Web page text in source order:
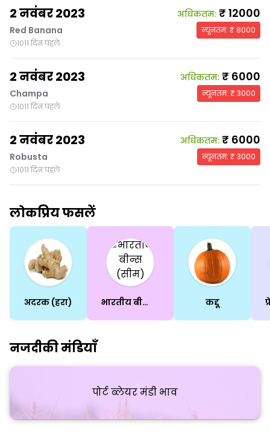
2 नवंबर 2023
Red Banana
1011 दिन पहले
अधिकतम: ₹ 12000
न्यूनतम: ₹ 8000
2 नवंबर 2023
Champa
1011 दिन पहले
अधिकतम: ₹ 6000
न्यूनतम: ₹3000
2 नवंबर 2023
Robusta
1011 दिन पहले
अधिकतम: ₹ 6000
न्यूनतम: ₹3000
लोकप्रिय फसलें
अदरक (हरा) भारतीय बीन्स (सीम) कद्दू
नजदीकी मंडियाँ
पोर्ट ब्लेयर मंडी भाव